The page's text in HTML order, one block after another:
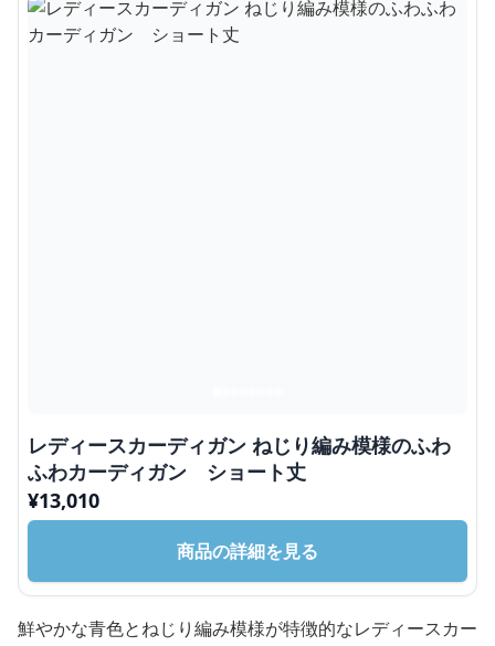
レディースカーディガン ねじり編み模様のふわ
ふわカーディガン ショート丈
¥13,010
商品の詳細を見る
鮮やかな青色とねじり編み模様が特徴的なレディースカー